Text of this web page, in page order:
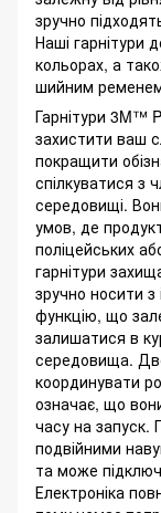
зручно
Наші гарнітури
кольорах, а
шийним
Гарнітури 3M™
захистити ваш
покращити
спілкуватися
середовищі.
умов, де
поліцейських
гарнітури
зручно носити
функцію, що
залишатися в
середовища.
координувати
означає, що
часу на запуск.
подвійними
та може
Електроніка